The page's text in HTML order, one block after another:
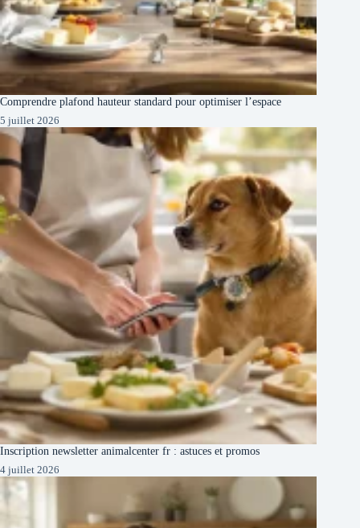
Comprendre plafond hauteur standard pour optimiser l’espace
5 juillet 2026
Inscription newsletter animalcenter fr : astuces et promos
4 juillet 2026